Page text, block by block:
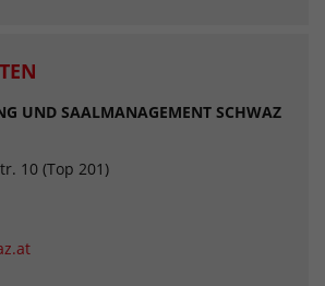
UND SAALMANAGEMENT SCHWAZ
10 (Top 201)